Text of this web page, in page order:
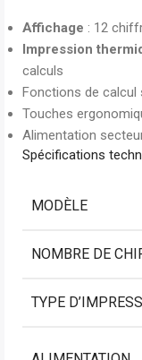
Affichage : 12
Impression
calculs
Fonctions de calcul
Touches
Alimentation
Spécifications
MODÈLE
NOMBRE DE
TYPE